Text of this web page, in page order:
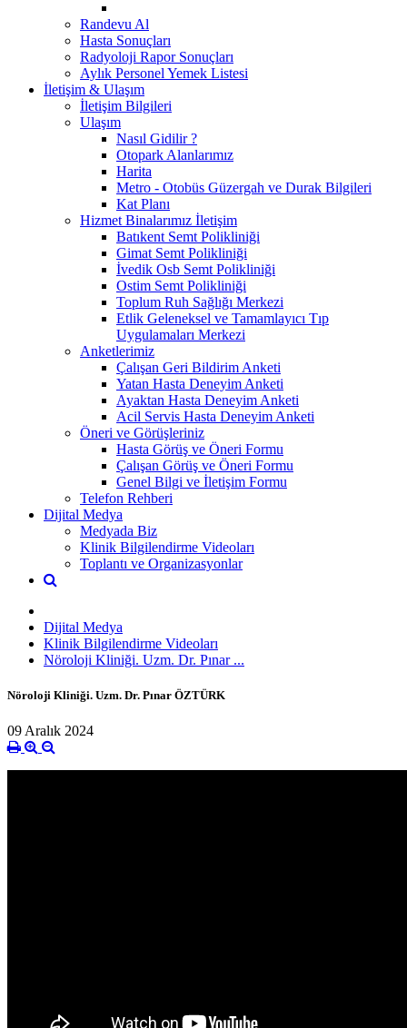
Randevu Al
Hasta Sonuçları
Radyoloji Rapor Sonuçları
Aylık Personel Yemek Listesi
İletişim & Ulaşım
İletişim Bilgileri
Ulaşım
Nasıl Gidilir ?
Otopark Alanlarımız
Harita
Metro - Otobüs Güzergah ve Durak Bilgileri
Kat Planı
Hizmet Binalarımız İletişim
Batıkent Semt Polikliniği
Gimat Semt Polikliniği
İvedik Osb Semt Polikliniği
Ostim Semt Polikliniği
Toplum Ruh Sağlığı Merkezi
Etlik Geleneksel ve Tamamlayıcı Tıp
Uygulamaları Merkezi
Anketlerimiz
Çalışan Geri Bildirim Anketi
Yatan Hasta Deneyim Anketi
Ayaktan Hasta Deneyim Anketi
Acil Servis Hasta Deneyim Anketi
Öneri ve Görüşleriniz
Hasta Görüş ve Öneri Formu
Çalışan Görüş ve Öneri Formu
Genel Bilgi ve İletişim Formu
Telefon Rehberi
Dijital Medya
Medyada Biz
Klinik Bilgilendirme Videoları
Toplantı ve Organizasyonlar
Dijital Medya
Klinik Bilgilendirme Videoları
Nöroloji Kliniği. Uzm. Dr. Pınar ...
Nöroloji Kliniği. Uzm. Dr. Pınar ÖZTÜRK
09 Aralık 2024